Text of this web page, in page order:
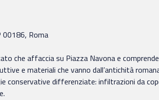
00186, Roma
che affaccia su Piazza Navona e
e materiali che vanno dall’antichità
differenziate: infiltrazioni da